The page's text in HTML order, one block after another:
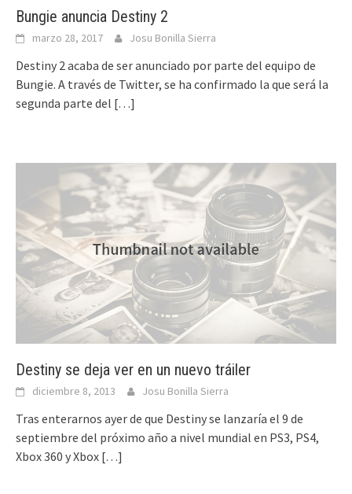
Bungie anuncia Destiny 2
marzo 28, 2017 Josu Bonilla Sierra
Destiny 2 acaba de ser anunciado por parte del equipo de
Bungie. A través de Twitter, se ha confirmado la que será la
segunda parte del […]
Destiny se deja ver en un nuevo tráiler
diciembre 8, 2013 Josu Bonilla Sierra
Tras enterarnos ayer de que Destiny se lanzaría el 9 de
septiembre del próximo año a nivel mundial en PS3, PS4,
Xbox 360 y Xbox […]